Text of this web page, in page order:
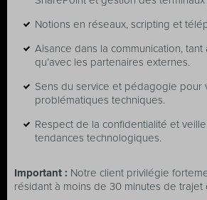
Notions en réseaux, scripting et
Aisance dans la communication, tant
qu’avec les partenaires externes.
Sens du service et pédagogie pour
problématiques techniques.
Respect de la confidentialité et
tendances technologiques.
Important : Notre client privilégie
résidant à moins de 30 minutes de trajet